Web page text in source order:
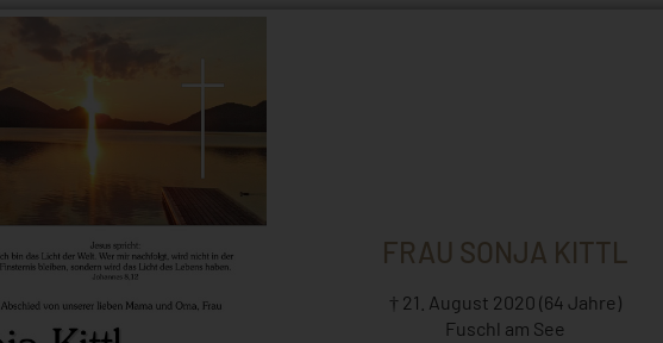
FRAU SONJA KITTL
† 21. August 2020 (64 Jahre)
Fuschl am See